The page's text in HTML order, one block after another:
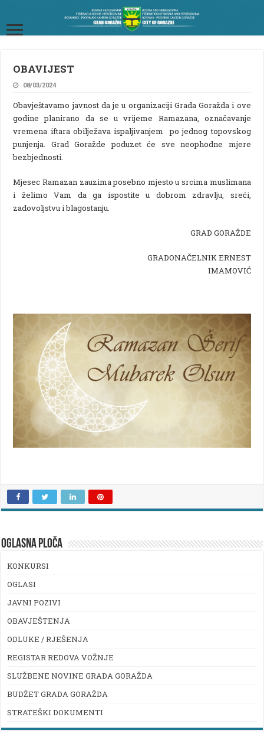
OBAVIJEST
08/03/2024
Obavještavamo javnost da je u organizaciji Grada Goražda i ove
godine planirano da se u vrijeme Ramazana, označavanje
vremena iftara obilježava ispaljivanjem po jednog topovskog
punjenja. Grad Goražde poduzet će sve neophodne mjere
bezbjednosti.
Mjesec Ramazan zauzima posebno mjesto u srcima muslimana
i želimo Vam da ga ispostite u dobrom zdravlju, sreći,
zadovoljstvu i blagostanju.
GRAD GORAŽDE
GRADONAČELNIK ERNEST
IMAMOVIĆ
OGLASNA PLOČA
KONKURSI
OGLASI
JAVNI POZIVI
OBAVJEŠTENJA
ODLUKE / RJEŠENJA
REGISTAR REDOVA VOŽNJE
SLUŽBENE NOVINE GRADA GORAŽDA
BUDŽET GRADA GORAŽDA
STRATEŠKI DOKUMENTI